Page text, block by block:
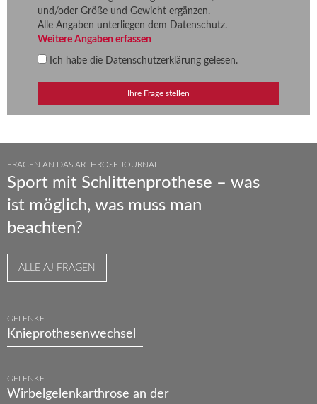
und/oder Größe und Gewicht ergänzen.
Alle Angaben unterliegen dem Datenschutz.
Weitere Angaben erfassen
Ich habe die Datenschutzerklärunggelesen.
FRAGEN AN DAS ARTHROSE JOURNAL
Sport mit Schlittenprothese – was
ist möglich, was muss man
beachten?
ALLE AJ FRAGEN
GELENKE
Knieprothesenwechsel
GELENKE
Wirbelgelenkarthrose an der